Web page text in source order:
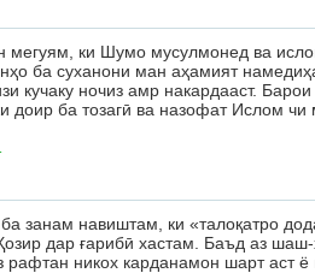
мегуям, ки Шумо мусулмонед ва
ба суханони ман аҳамият
кучаку ночиз амр накардааст.
доир ба тозагӣ ва назофат Ислом
занам навиштам, ки «талоқатро
дар ғарибӣ хастам. Баъд аз
рафтан никох карданамон шарт аст ё